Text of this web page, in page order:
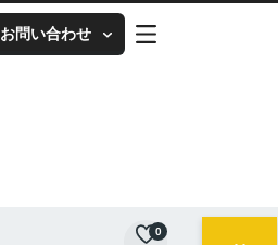
お問い合わせ
0